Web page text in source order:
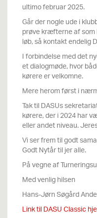
ultimo februar 2025.
Går der nogle ude i
prøve kræfterne af
løb, så kontakt endelig
I forbindelse med det
et dialogmøde, hvor
kørere er velkomne.
Mere herom først i
Tak til DASUs
kørere, der i 2024 har
eller andet niveau.
Vi ser frem til godt
Godt Nytår til jer alle.
På vegne af
Med venlig hilsen
Hans-Jørn Søgård
Link til DASU Classic